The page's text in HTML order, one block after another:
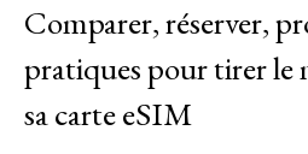
Comparer, réserver,
pratiques pour tirer le
sa carte eSIM